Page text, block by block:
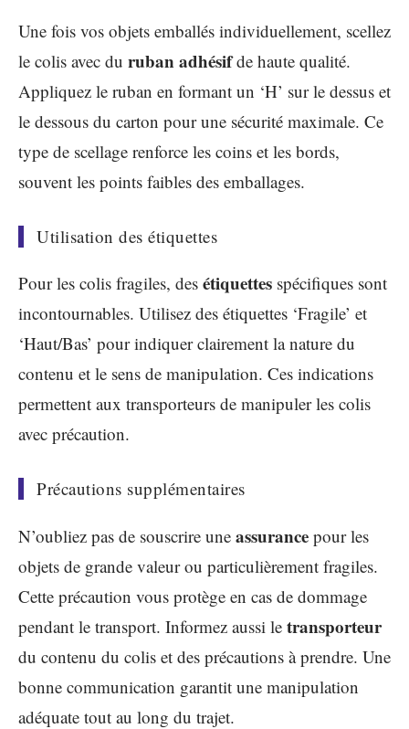
Une fois vos objets emballés individuellement, scellez
le colis avec du ruban adhésifde haute qualité.
Appliquez le ruban en formant un ‘H’ sur le dessus et
le dessous du carton pour une sécurité maximale. Ce
type de scellage renforce les coins et les bords,
souvent les points faibles des emballages.
Utilisation des étiquettes
Pour les colis fragiles, des étiquettes spécifiques sont
incontournables. Utilisez des étiquettes ‘Fragile’ et
‘Haut/Bas’ pour indiquer clairement la nature du
contenu et le sens de manipulation. Ces indications
permettent aux transporteurs de manipuler les colis
avec précaution.
Précautions supplémentaires
N’oubliez pas de souscrire une assurance pour les
objets de grande valeur ou particulièrement fragiles.
Cette précaution vous protège en cas de dommage
pendant le transport. Informez aussi le transporteur
du contenu du colis et des précautions à prendre. Une
bonne communication garantit une manipulation
adéquate tout au long du trajet.